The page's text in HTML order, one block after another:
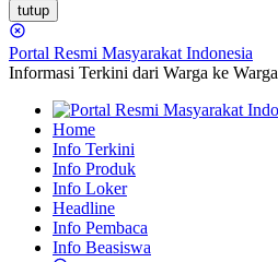
tutup
Portal Resmi Masyarakat Indonesia
Informasi Terkini dari Warga ke Warga
Home
Info Terkini
Info Produk
Info Loker
Headline
Info Pembaca
Info Beasiswa